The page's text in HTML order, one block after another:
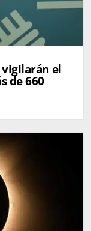
vigilarán el
de 660